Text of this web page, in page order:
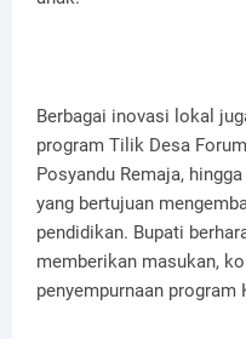
Berbagai inovasi lokal
program Tilik Desa
Posyandu Remaja,
yang bertujuan
pendidikan. Bupati
memberikan masukan,
penyempurnaan program